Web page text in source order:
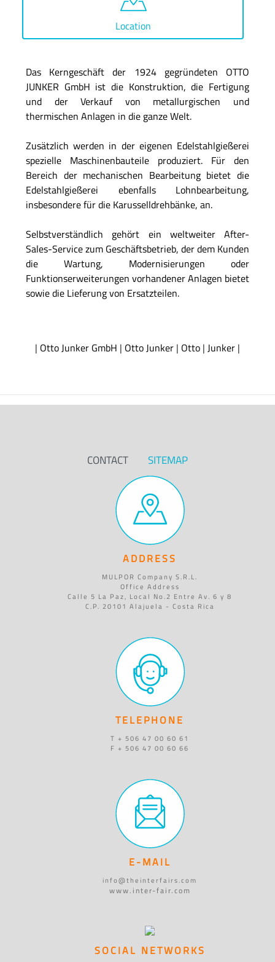
Location
Das Kerngeschäft der 1924 gegründeten OTTO
JUNKER GmbH ist die Konstruktion, die Fertigung
und der Verkauf von metallurgischen und
thermischen Anlagen in die ganze Welt.
Zusätzlich werden in der eigenen Edelstahlgießerei
spezielle Maschinenbauteile produziert. Für den
Bereich der mechanischen Bearbeitung bietet die
Edelstahlgießerei ebenfalls Lohnbearbeitung,
insbesondere für die Karusselldrehbänke, an.
Selbstverständlich gehört ein weltweiter After-
Sales-Service zum Geschäftsbetrieb, der dem Kunden
die Wartung, Modernisierungen oder
Funktionserweiterungen vorhandener Anlagen bietet
sowie die Lieferung von Ersatzteilen.
| Otto Junker GmbH | Otto Junker | Otto | Junker |
CONTACT SITEMAP
ADDRESS
MULPOR Company S.R.L.
Office Address
Calle 5 La Paz, Local No.2 Entre Av. 6 y 8
C.P. 20101 Alajuela - Costa Rica
TELEPHONE
T + 506 47 00 60 61
F + 506 47 00 60 66
E-MAIL
info@theinterfairs.com
www.inter-fair.com
SOCIAL NETWORKS